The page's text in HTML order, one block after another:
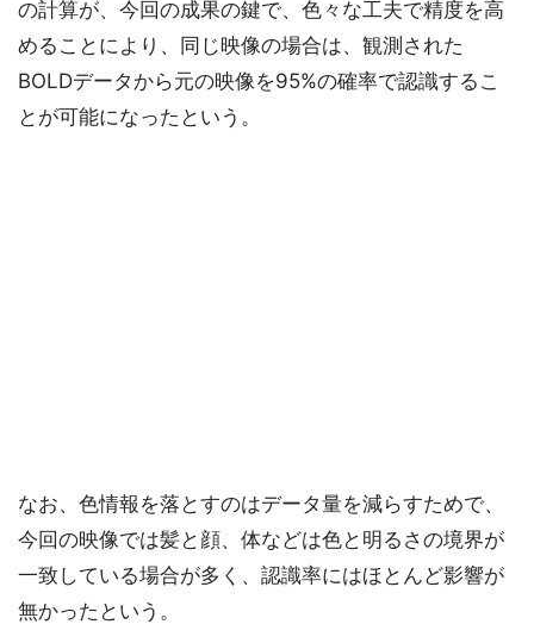
の計算が、今回の成果の鍵で、色々な工夫で精度を高
めることにより、同じ映像の場合は、観測された
BOLDデータから元の映像を95%の確率で認識するこ
とが可能になったという。
なお、色情報を落とすのはデータ量を減らすためで、
今回の映像では髪と顔、体などは色と明るさの境界が
一致している場合が多く、認識率にはほとんど影響が
無かったという。